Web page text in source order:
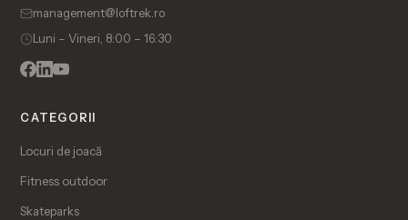
management@loftrek.ro
Luni – Vineri, 8:00 – 16:30
CATEGORII
Locuri de joacă
Fitness outdoor
Skateparks